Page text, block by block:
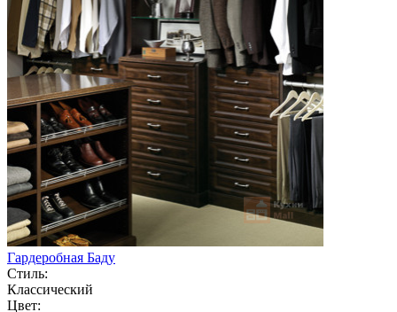
Гардеробная Баду
Стиль:
Классический
Цвет: